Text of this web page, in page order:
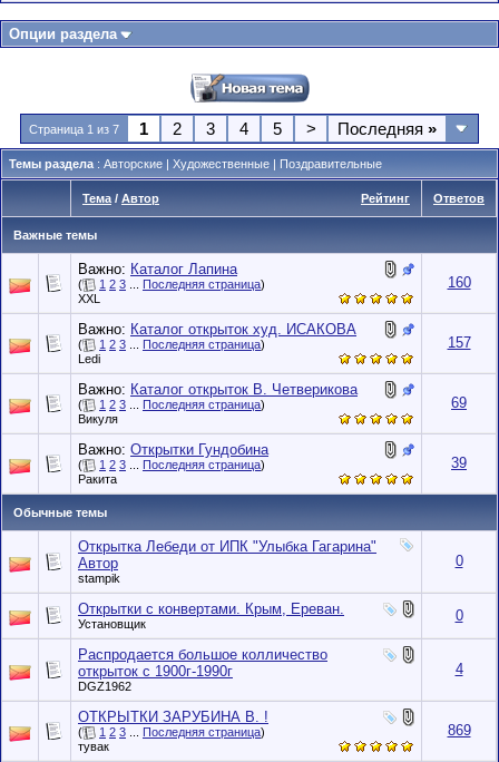
Опции раздела
Страница 1 из 7 1 2 3 4 5 > Последняя »
Темы раздела : Авторские | Художественные | Поздравительные
Рейтинг
Тема / Автор Ответов
Важные темы
Важно: Каталог Лапина
( 1 2 3 Последняя страница)
XXL
160
Важно: Каталог открыток худ. ИСАКОВА
( 1 2 3 Последняя страница)
Ledi
157
Важно: Каталог открыток В. Четверикова
( 1 2 3 Последняя страница)
Викуля
69
Важно: Открытки Гундобина
( 1 2 3 Последняя страница)
Ракита
39
Обычные темы
Открытка Лебеди от ИПК "Улыбка Гагарина"
Автор
stampik
0
Открытки с конвертами. Крым, Ереван.
Установщик 0
Распродается большое колличество
открыток с 1900г-1990г
DGZ1962
4
ОТКРЫТКИ ЗАРУБИНА В. !
( 1 2 3 Последняя страница)
тувак
869